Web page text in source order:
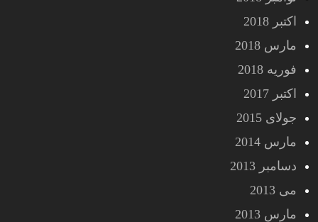
اکتبر 2018
مارس 2018
فوریه 2018
اکتبر 2017
جولای 2015
مارس 2014
دسامبر 2013
می 2013
مارس 2013